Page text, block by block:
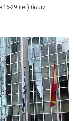
29 лет) были